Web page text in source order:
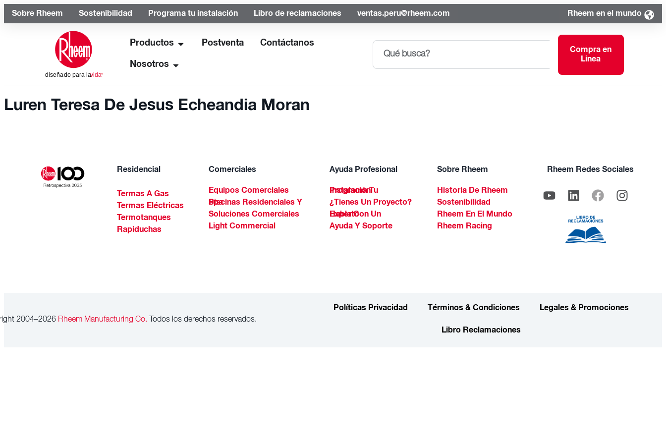
Sobre Rheem Sostenibilidad Programa tu instalación Libro de reclamaciones ventas.peru@rheem.com Rheem en el mundo
Productos Postventa Contáctanos
Nosotros
Compra en
Linea
Luren Teresa De Jesus Echeandia Moran
Residencial
Termas A Gas
Termas Eléctricas
Termotanques
Rapiduchas
Comerciales
Equipos Comerciales
Piscinas Residenciales Y Spa
Soluciones Comerciales
Light Commercial
Ayuda Profesional
Programa Tu Instalación
¿Tienes Un Proyecto?
Habla Con Un Experto
Ayuda Y Soporte
Sobre Rheem
Historia De Rheem
Sostenibilidad
Rheem En El Mundo
Rheem Racing
Rheem Redes Sociales
2004–2026Rheem Manufacturing Co. Todos los derechos reservados.
Políticas Privacidad Términos & Condiciones Legales & Promociones
Libro Reclamaciones